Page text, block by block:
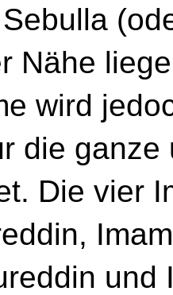
Nähe
wird
die
Die vier
und